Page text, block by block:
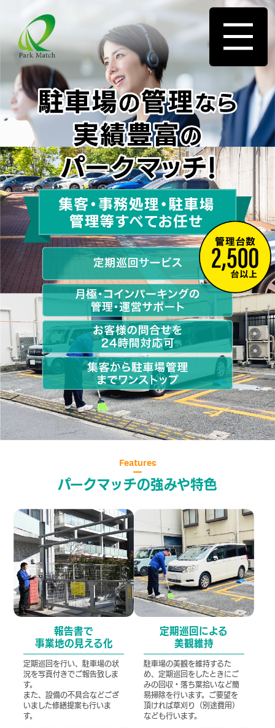
お電話大歓迎 サービス
0120-
無料で問合せるイン
かんたん資料請求
Features
パークマッチの強みや特色
報告書で
事業地の見える化
定期巡回を行い、駐車場の状
況を写真付きでご報告致しま
す。
また、設備の不具合などござ
いました修繕提案も行いま
す。
定期巡回による
美観維持
駐車場の美観を維持するた
め、定期巡回をしたときにご
みの回収・落ち葉拾いなど簡
易掃除を行います。ご要望を
頂ければ草刈り（別途費用）
なども行います。